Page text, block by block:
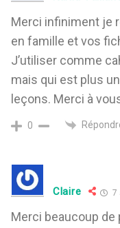
Merci infiniment je
en famille et vos
J’utiliser comme
mais qui est plus
leçons. Merci à
0
Claire 7
Merci beaucoup de